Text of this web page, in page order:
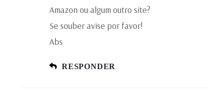
Amazon ou algum outro site?
Se souber avise por favor!
Abs
RESPONDER